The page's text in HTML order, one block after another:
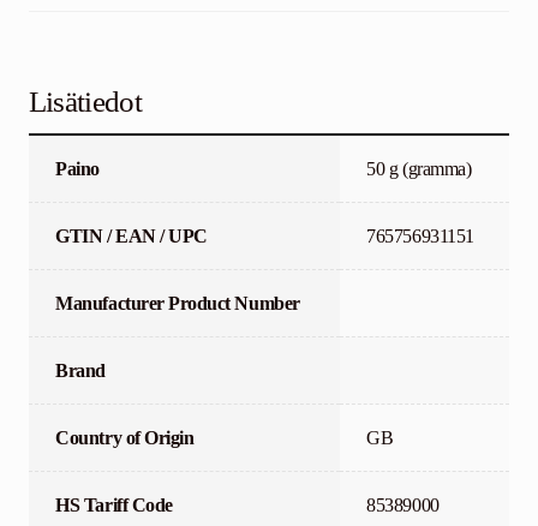
Lisätiedot
Paino 50 g (gramma)
GTIN / EAN / UPC 765756931151
Manufacturer Product Number
Brand
Country of Origin GB
HS Tariff Code 85389000